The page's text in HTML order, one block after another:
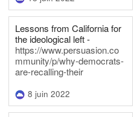
Lessons from California for
the ideological left -
https://www.persuasion.co
mmunity/p/why-democrats-
are-recalling-their
8 juin 2022